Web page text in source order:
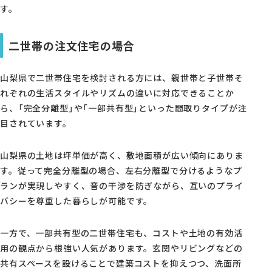
す。
二世帯の注文住宅の場合
山梨県で二世帯住宅を検討される方には、親世帯と子世帯そ
れぞれの生活スタイルやリズムの違いに対応できることか
ら、「完全分離型」や「一部共有型」といった間取りタイプが注
目されています。
山梨県の土地は坪単価が高く、敷地面積が広い傾向にありま
す。従って完全分離型の場合、左右分離型で分けるようなプ
ランが実現しやすく、音の干渉を防ぎながら、互いのプライ
バシーを尊重した暮らしが可能です。
一方で、一部共有型の二世帯住宅も、コストや土地の有効活
用の観点から根強い人気があります。玄関やリビングなどの
共有スペースを設けることで建築コストを抑えつつ、洗面所